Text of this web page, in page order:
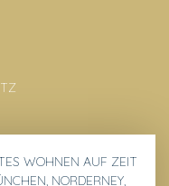
WOHNEN AUF ZEIT
NORDERNEY,